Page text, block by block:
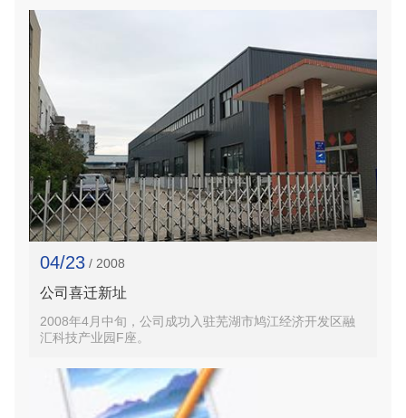
模，主要产品包括直流永磁电机、小功率分马力电机、
单...
04/23 / 2008
公司喜迁新址
2008年4月中旬，公司成功入驻芜湖市鸠江经济开发区融
汇科技产业园F座。